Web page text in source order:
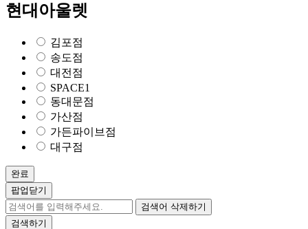
현대아울렛
김포점
송도점
대전점
SPACE1
동대문점
가산점
가든파이브점
대구점
완료
팝업닫기
검색어 삭제하기
검색하기